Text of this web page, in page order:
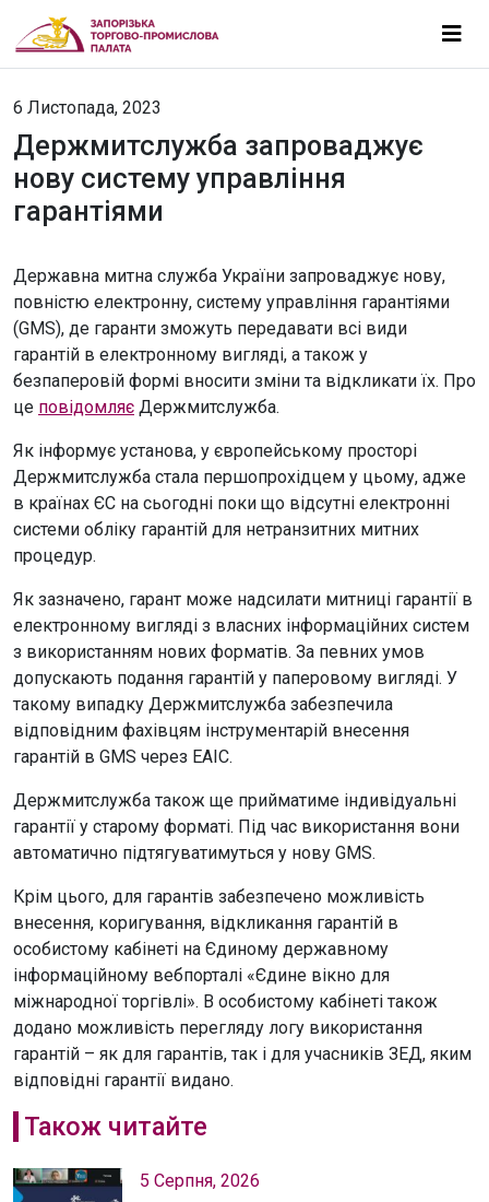
6 Листопада, 2023
Держмитслужба запроваджує
нову систему управління
гарантіями
Державна митна служба України запроваджує нову,
повністю електронну, систему управління гарантіями
(GMS), де гаранти зможуть передавати всі види
гарантій в електронному вигляді, а також у
безпаперовій формі вносити зміни та відкликати їх. Про
це повідомляє Держмитслужба.
Як інформує установа, у європейському просторі
Держмитслужба стала першопрохідцем у цьому, адже
в країнах ЄС на сьогодні поки що відсутні електронні
системи обліку гарантій для нетранзитних митних
процедур.
Як зазначено, гарант може надсилати митниці гарантії в
електронному вигляді з власних інформаційних систем
з використанням нових форматів. За певних умов
допускають подання гарантій у паперовому вигляді. У
такому випадку Держмитслужба забезпечила
відповідним фахівцям інструментарій внесення
гарантій в GMS через ЕАІС.
Держмитслужба також ще прийматиме індивідуальні
гарантії у старому форматі. Під час використання вони
автоматично підтягуватимуться у нову GMS.
Крім цього, для гарантів забезпечено можливість
внесення, коригування, відкликання гарантій в
особистому кабінеті на Єдиному державному
інформаційному вебпорталі «Єдине вікно для
міжнародної торгівлі». В особистому кабінеті також
додано можливість перегляду логу використання
гарантій – як для гарантів, так і для учасників ЗЕД, яким
відповідні гарантії видано.
Також читайте
5 Серпня, 2026